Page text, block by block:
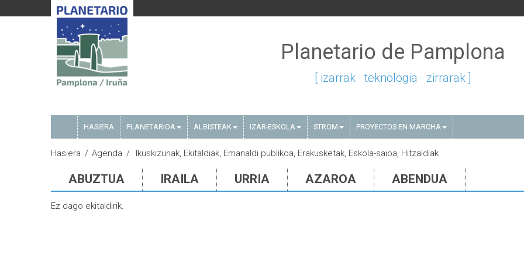
Planetario de Pamplona
[ izarrak · teknologia · zirrarak ]
HASIERA PLANETARIOA ALBISTEAK IZAR-ESKOLA STROM PROYECTOS EN MARCHA
Hasiera Agenda Ikuskizunak, Ekitaldiak, Emanaldi publikoa, Erakusketak, Eskola-saioa, Hitzaldiak
ABUZTUA IRAILA URRIA AZAROA ABENDUA
Ez dago ekitaldirik.